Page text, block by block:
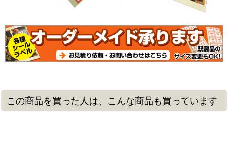
この商品を買った人は、こんな商品も買っています